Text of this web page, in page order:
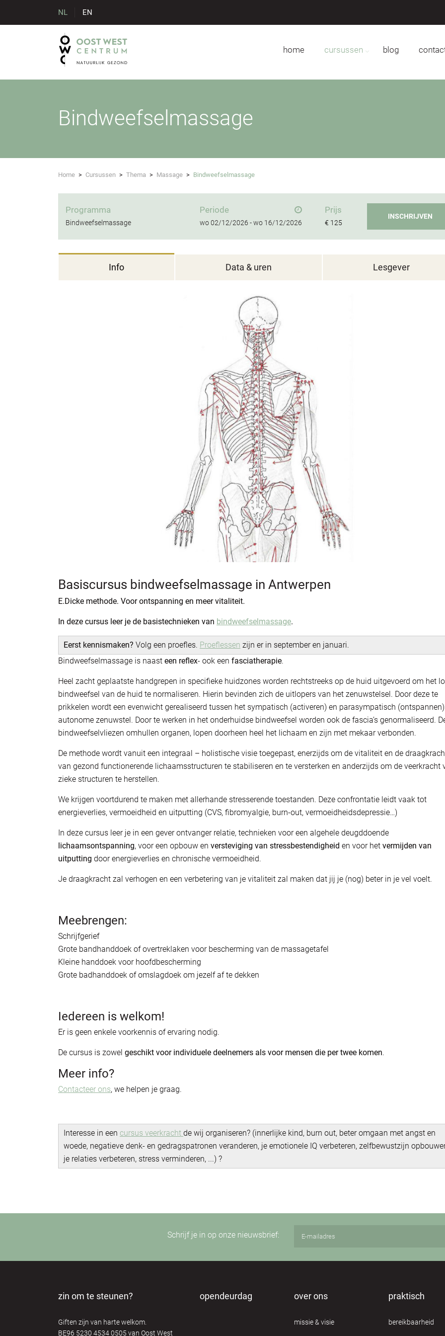
NL EN
home cursussen blog
Bindweefselmassage
Home > Cursussen > Thema > Massage > Bindweefselmassage
Programma
Bindweefselmassage
Periode
wo02/12/2026 -wo16/12/2026
Prijs
€ 125
INSCHRIJVEN
Info Data & uren Lesgever
Basiscursus bindweefselmassage in Antwerpen
E.Dicke methode. Voor ontspanning en meer vitaliteit.
In deze cursus leer je de basistechnieken van bindweefselmassage.
Eerst kennismaken? Volg een proefles. Proeflessen zijn er in september en januari.
Bindweefselmassage is naast een reflex- ook een fasciatherapie.
Heel zacht geplaatste handgrepen in specifieke huidzones worden rechtstreeks op de huid uitgevoerd om het
bindweefsel van de huid te normaliseren. Hierin bevinden zich de uitlopers van het zenuwstelsel. Door deze te
prikkelen wordt een evenwicht gerealiseerd tussen het sympatisch (activeren) en parasympatisch (ontspannen)
autonome zenuwstel. Door te werken in het onderhuidse bindweefsel worden ook de fascia’s genormaliseerd.
bindweefselvliezen omhullen organen, lopen doorheen heel het lichaam en zijn met mekaar verbonden.
De methode wordt vanuit een integraal – holistische visie toegepast, enerzijds om de vitaliteit en de
van gezond functionerende lichaamsstructuren te stabiliseren en te versterken en anderzijds om de veerkracht
zieke structuren te herstellen.
We krijgen voortdurend te maken met allerhande stresserende toestanden. Deze confrontatie leidt vaak tot
energieverlies, vermoeidheid en uitputting (CVS, fibromyalgie, burn-out, vermoeidheidsdepressie…)
In deze cursus leer je in een gever ontvanger relatie, technieken voor een algehele deugddoende
lichaamsontspanning, voor een opbouw en versteviging van stressbestendigheid en voor het vermijden van
uitputting door energieverlies en chronische vermoeidheid.
Je draagkracht zal verhogen en een verbetering van je vitaliteit zal maken dat jij je (nog) beter in je vel voelt.
Meebrengen:
Schrijfgerief
Grote bandhanddoek of overtreklaken voor bescherming van de massagetafel
Kleine handdoek voor hoofdbescherming
Grote badhanddoek of omslagdoek om jezelf af te dekken
Iedereen is welkom!
Er is geen enkele voorkennis of ervaring nodig.
De cursus is zowel geschikt voor individuele deelnemers als voor mensen die per twee komen.
Meer info?
Contacteer ons, we helpen je graag.
Interesse in een cursus veerkracht de wij organiseren? (innerlijke kind, burn out, beter omgaan met angst en
woede, negatieve denk- en gedragspatronen veranderen, je emotionele IQ verbeteren, zelfbewustzijn
je relaties verbeteren, stress verminderen, ...) ?
Schrijf je in op onze nieuwsbrief:
zin om te steunen?
Giften zijn van harte welkom.
BE96 5230 4534 0505 van Oost West
opendeurdag over ons
missie & visie
praktisch
bereikbaarheid